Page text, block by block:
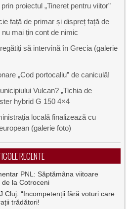
proiectul „Tineret pentru viitor”
față de primar și dispreț față de
mai țin cont de nimic
să intervină în Grecia (galerie
„Cod portocaliu” de caniculă!
Vulcan? „Tichia de
hybrid G 150 4×4
locală finalizează cu
(galerie foto)
RECENTE
PNL: Săptămâna viitoare
de la Cotroceni
Cluj: “Incompetenții fără voturi care
trădători!